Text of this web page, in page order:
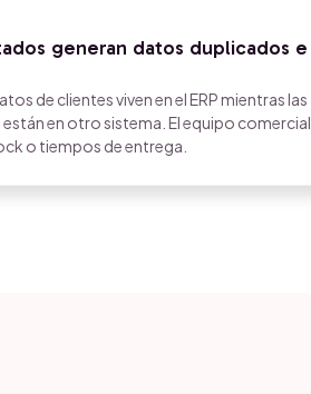
generan datos duplicados e
de clientes viven en el ERP mientras las
en otro sistema. El equipo comercial
o tiempos de entrega.